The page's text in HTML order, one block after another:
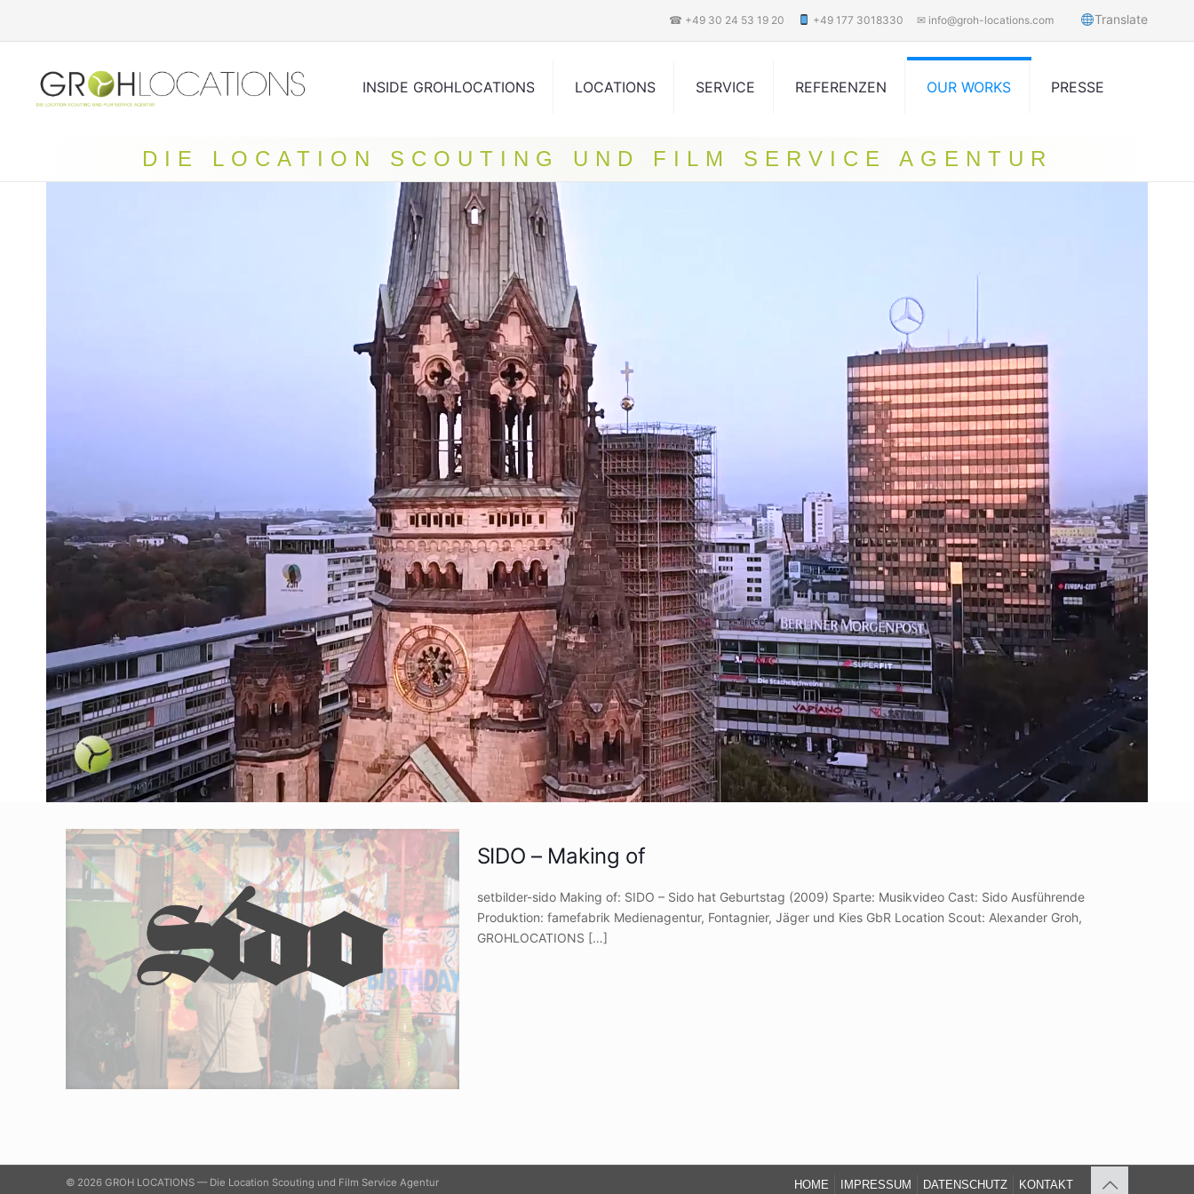
☎ +49 30 24 53 19 20 +49 177 3018330 ✉ info@groh-locations.com Translate
INSIDE GROHLOCATIONS LOCATIONS SERVICE REFERENZEN OUR WORKS PRESSE
DIE LOCATION SCOUTING UND FILM SERVICE AGENTUR
SIDO – Making of
setbilder-sido Making of: SIDO – Sido hat Geburtstag (2009) Sparte: Musikvideo Cast: Sido Ausführende
Produktion: famefabrik Medienagentur, Fontagnier, Jäger und Kies GbR Location Scout: Alexander Groh,
GROHLOCATIONS […]
© 2026 GROH LOCATIONS — Die Location Scouting und Film Service Agentur HOME IMPRESSUM DATENSCHUTZ KONTAKT